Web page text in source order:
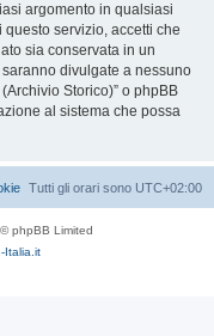
argomento in qualsiasi
servizio, accetti che
sia conservata in un
divulgate a nessuno
Storico)” o phpBB
al sistema che possa
Tutti gli orari sono UTC+02:00
phpBB Limited
Italia.it